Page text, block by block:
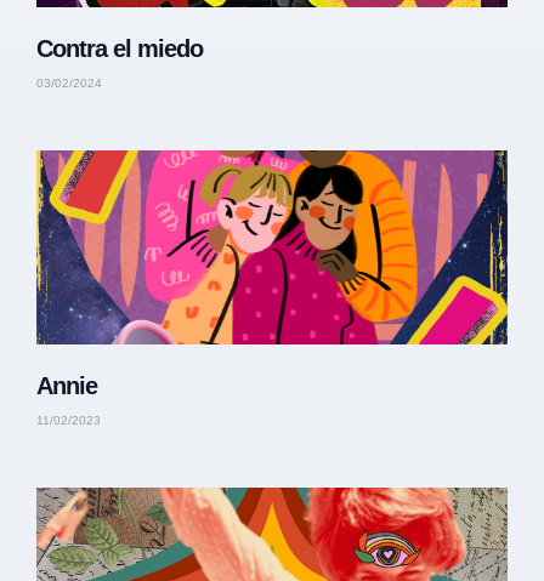
Contra el miedo
03/02/2024
Annie
11/02/2023